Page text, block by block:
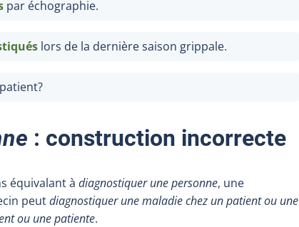
par échographie.
lors de la dernière saison grippale.
: construction incorrecte
équivalant à diagnostiquer une personne, une
peutdiagnostiquer une maladie chez un patient ou une
ou une patiente.